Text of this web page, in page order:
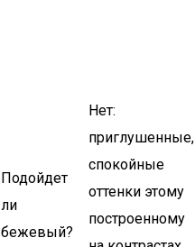
Подойдет
ли
бежевый?
Нет:
приглушенные,
спокойные
оттенки этому
построенному